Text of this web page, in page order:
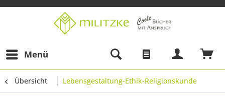
Menü
Übersicht Lebensgestaltung-Ethik-Religionskunde